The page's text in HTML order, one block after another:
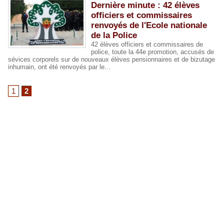
Dernière minute : 42 élèves
officiers et commissaires
renvoyés de l'Ecole nationale
de la Police
42 élèves officiers et commissaires de
police, toute la 44e promotion, accusés de
sévices corporels sur de nouveaux élèves pensionnaires et de bizutage
inhumain, ont été renvoyés par le...
1 2